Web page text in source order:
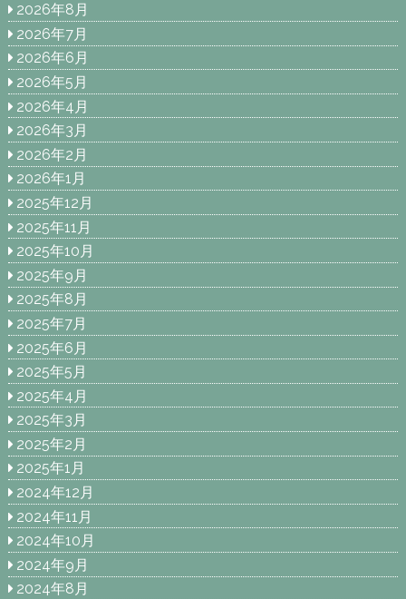
2026年8月
2026年7月
2026年6月
2026年5月
2026年4月
2026年3月
2026年2月
2026年1月
2025年12月
2025年11月
2025年10月
2025年9月
2025年8月
2025年7月
2025年6月
2025年5月
2025年4月
2025年3月
2025年2月
2025年1月
2024年12月
2024年11月
2024年10月
2024年9月
2024年8月